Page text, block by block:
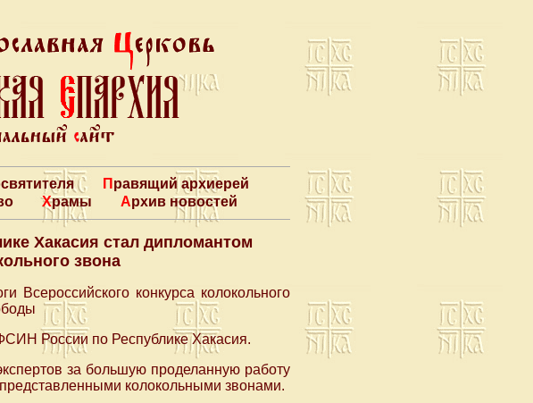
Правящий архиерей
Храмы Архив новостей
Хакасия стал дипломантом
звона
конкурса колокольного
России по Республике Хакасия.
за большую проделанную работу
колокольными звонами.